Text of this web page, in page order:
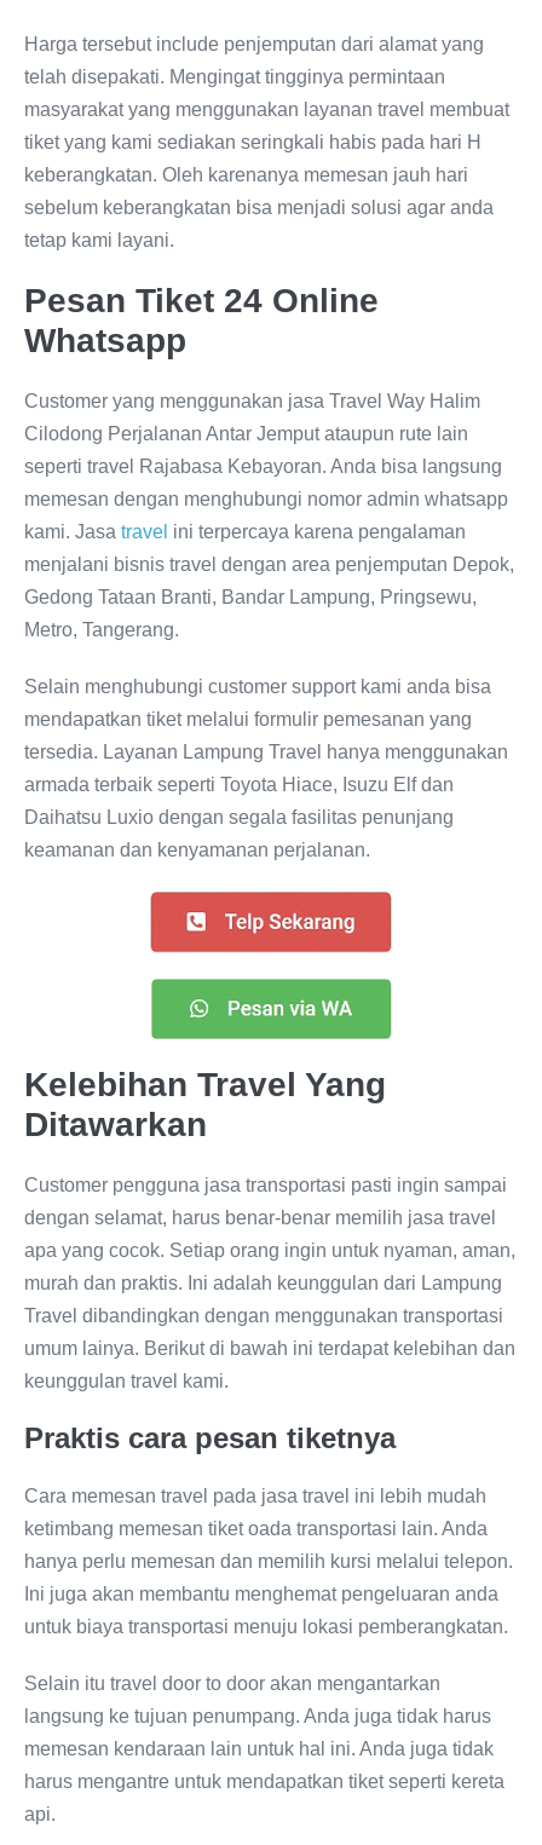
Harga tersebut include penjemputan dari alamat yang
telah disepakati. Mengingat tingginya permintaan
masyarakat yang menggunakan layanan travel membuat
tiket yang kami sediakan seringkali habis pada hari H
keberangkatan. Oleh karenanya memesan jauh hari
sebelum keberangkatan bisa menjadi solusi agar anda
tetap kami layani.
Pesan Tiket 24 Online
Whatsapp
Customer yang menggunakan jasa Travel Way Halim
Cilodong Perjalanan Antar Jemput ataupun rute lain
seperti travel Rajabasa Kebayoran. Anda bisa langsung
memesan dengan menghubungi nomor admin whatsapp
kami. Jasa travel ini terpercaya karena pengalaman
menjalani bisnis travel dengan area penjemputan Depok,
Gedong Tataan Branti, Bandar Lampung, Pringsewu,
Metro, Tangerang.
Selain menghubungi customer support kami anda bisa
mendapatkan tiket melalui formulir pemesanan yang
tersedia. Layanan Lampung Travel hanya menggunakan
armada terbaik seperti Toyota Hiace, Isuzu Elf dan
Daihatsu Luxio dengan segala fasilitas penunjang
keamanan dan kenyamanan perjalanan.
Kelebihan Travel Yang
Ditawarkan
Customer pengguna jasa transportasi pasti ingin sampai
dengan selamat, harus benar-benar memilih jasa travel
apa yang cocok. Setiap orang ingin untuk nyaman, aman,
murah dan praktis. Ini adalah keunggulan dari Lampung
Travel dibandingkan dengan menggunakan transportasi
umum lainya. Berikut di bawah ini terdapat kelebihan dan
keunggulan travel kami.
Praktis cara pesan tiketnya
Cara memesan travel pada jasa travel ini lebih mudah
ketimbang memesan tiket oada transportasi lain. Anda
hanya perlu memesan dan memilih kursi melalui telepon.
Ini juga akan membantu menghemat pengeluaran anda
untuk biaya transportasi menuju lokasi pemberangkatan.
Selain itu travel door to door akan mengantarkan
langsung ke tujuan penumpang. Anda juga tidak harus
memesan kendaraan lain untuk hal ini. Anda juga tidak
harus mengantre untuk mendapatkan tiket seperti kereta
api.